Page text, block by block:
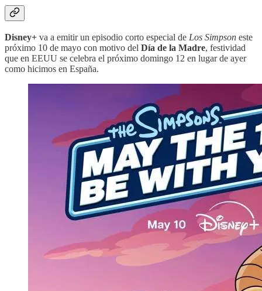
Disney+ va a emitir un episodio corto especial de Los Simpson este
próximo 10 de mayo con motivo del Día de la Madre, festividad
que en EEUU se celebra el próximo domingo 12 en lugar de ayer
como hicimos en España.